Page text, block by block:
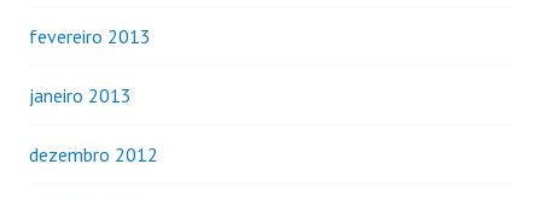
fevereiro 2013
janeiro 2013
dezembro 2012